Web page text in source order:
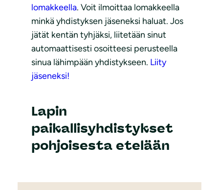
lomakkeella. Voit ilmoittaa lomakkeella
minkä yhdistyksen jäseneksi haluat. Jos
jätät kentän tyhjäksi, liitetään sinut
automaattisesti osoitteesi perusteella
sinua lähimpään yhdistykseen. Liity
jäseneksi!
Lapin
paikallisyhdistykset
pohjoisesta etelään